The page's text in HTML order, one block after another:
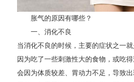
胀气的原因有哪些？
一、消化不良
当消化不良的时候，主要的症状之一
因为吃了一些刺激性大的食物，或吃
会因为体质较差、胃动力不足，导致出